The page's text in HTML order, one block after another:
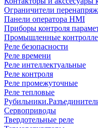
Ограничители
Панели оператора HMI
Приборы контроля
Промышленные
Реле безопасности
Реле времени
Реле интеллектуальные
Реле контроля
Реле промежуточные
Реле тепловые
Сервоприводы
Твердотельные реле